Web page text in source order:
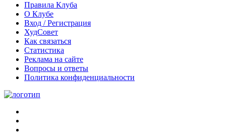
Правила Клуба
О Клубе
Вход / Регистрация
ХудСовет
Как связаться
Статистика
Реклама на сайте
Вопросы и ответы
Политика конфиденциальности